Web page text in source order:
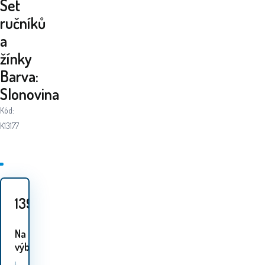
Set
ručníků
a
žínky
Barva:
Slonovina
Kód:
K13177
139
Na
výběr 1 varianta: